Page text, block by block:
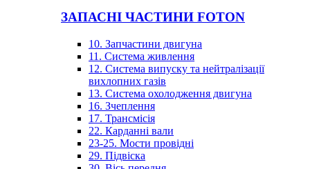
ЗАПАСНІ ЧАСТИНИ FOTON
10. Запчастини двигуна
11. Система живлення
12. Система випуску та нейтралізації
вихлопних газів
13. Система охолодження двигуна
16. Зчеплення
17. Трансмісія
22. Карданні вали
23-25. Мости провідні
29. Підвіска